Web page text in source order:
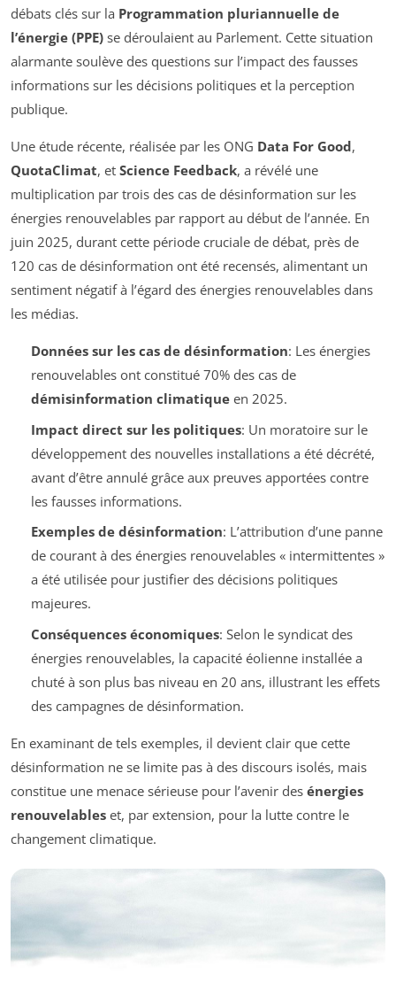
débats clés sur la Programmation pluriannuelle de
l’énergie (PPE) se déroulaient au Parlement. Cette situation
alarmante soulève des questions sur l’impact des fausses
informations sur les décisions politiques et la perception
publique.
Une étude récente, réalisée par les ONG Data For Good,
QuotaClimat, et Science Feedback, a révélé une
multiplication par trois des cas de désinformation sur les
énergies renouvelables par rapport au début de l’année. En
juin 2025, durant cette période cruciale de débat, près de
120 cas de désinformation ont été recensés, alimentant un
sentiment négatif à l’égard des énergies renouvelables dans
les médias.
Données sur les cas de désinformation: Les énergies
renouvelables ont constitué 70% des cas de
démisinformation climatiqueen 2025.
Impact direct sur les politiques: Un moratoire sur le
développement des nouvelles installations a été décrété,
avant d’être annulé grâce aux preuves apportées contre
les fausses informations.
Exemples de désinformation: L’attribution d’une panne
de courant à des énergies renouvelables « intermittentes »
a été utilisée pour justifier des décisions politiques
majeures.
Conséquences économiques: Selon le syndicat des
énergies renouvelables, la capacité éolienne installée a
chuté à son plus bas niveau en 20 ans, illustrant les effets
des campagnes de désinformation.
En examinant de tels exemples, il devient clair que cette
désinformation ne se limite pas à des discours isolés, mais
constitue une menace sérieuse pour l’avenir des énergies
renouvelables et, par extension, pour la lutte contre le
changement climatique.